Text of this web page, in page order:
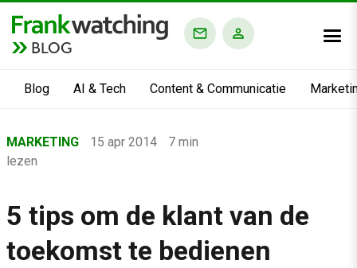
BLOG
Blog AI & Tech Content & Communicatie
›
Marketing
›
MARKETING 15 apr 2014
7 min
lezen
5 tips om de klant van de
toekomst te bedienen